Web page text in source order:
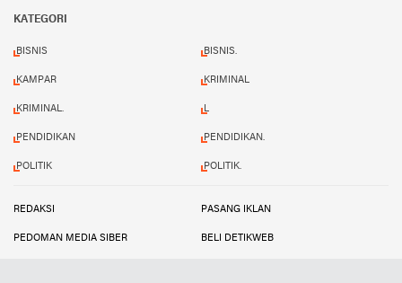
KATEGORI
BISNIS BISNIS.
KAMPAR KRIMINAL
KRIMINAL. L
PENDIDIKAN PENDIDIKAN.
POLITIK POLITIK.
REDAKSI PASANG IKLAN
PEDOMAN MEDIA SIBER BELI DETIKWEB